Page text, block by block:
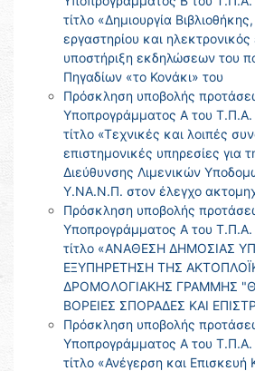
τίτλο «Δημιουργία
εργαστηρίου και
υποστήριξη εκδηλώσεων του
Πηγαδίων «το Κονάκι» του
Πρόσκληση υποβολής
Υποπρογράμματος Α του
τίτλο «Τεχνικές και λοιπές
επιστημονικές υπηρεσίες για
Διεύθυνσης Λιμενικών
Υ.ΝΑ.Ν.Π. στον έλεγχο
Πρόσκληση υποβολής
Υποπρογράμματος Α του
τίτλο «ΑΝΑΘΕΣΗ ΔΗΜΟΣΙΑΣ
ΕΞΥΠΗΡΕΤΗΣΗ ΤΗΣ
ΔΡΟΜΟΛΟΓΙΑΚΗΣ ΓΡΑΜΜΗΣ
ΒΟΡΕΙΕΣ ΣΠΟΡΑΔΕΣ ΚΑΙ
Πρόσκληση υποβολής
Υποπρογράμματος Α του
τίτλο «Ανέγερση και Επισκευή